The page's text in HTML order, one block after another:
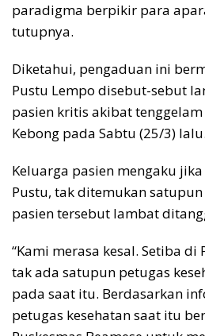
paradigma berpikir para
tutupnya.
Diketahui, pengaduan ini
Pustu Lempo disebut-sebut
pasien kritis akibat
Kebong pada Sabtu (25/3) lalu.
Keluarga pasien mengaku
Pustu, tak ditemukan
pasien tersebut lambat
“Kami merasa kesal. Setiba
tak ada satupun petugas
pada saat itu. Berdasarkan
petugas kesehatan saat itu